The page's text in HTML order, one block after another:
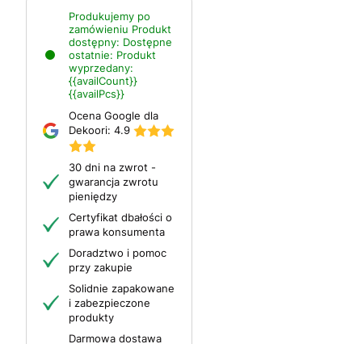
Produkujemy po
zamówieniu Produkt
dostępny: Dostępne
ostatnie: Produkt
wyprzedany:
{{availCount}}
{{availPcs}}
Ocena Google dla
Dekoori: 4.9
30 dni na zwrot -
gwarancja zwrotu
pieniędzy
Certyfikat dbałości o
prawa konsumenta
Doradztwo i pomoc
przy zakupie
Solidnie zapakowane
i zabezpieczone
produkty
Darmowa dostawa